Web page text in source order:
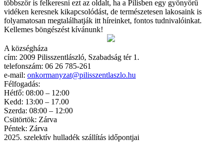
többször is felkeresni ezt az oldalt, ha a Pilisben egy gyönyörű
vidéken keresnek kikapcsolódást, de természetesen lakosaink is
folyamatosan megtalálhatják itt híreinket, fontos tudnivalóinkat.
Kellemes böngészést kívánunk!
A községháza
cím: 2009 Pilisszentlászló, Szabadság tér 1.
telefonszám: 06 26 785-261
e-mail: onkormanyzat@pilisszentlaszlo.hu
Félfogadás:
Hétfő: 08:00 – 12:00
Kedd: 13:00 – 17.00
Szerda: 08:00 – 12:00
Csütörtök: Zárva
Péntek: Zárva
2025. szelektív hulladék szállítás időpontjai